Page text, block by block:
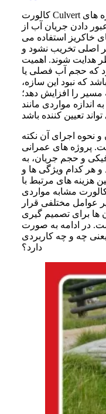
کالورت Culvert یکی از سازه های پرکاربرد در پروژه های
دادن جریان آب از
خاکریز استفاده می
اصلی تخریب نشود و
هدایت شوند. اهمیت
که حجم آب فصلی یا
که نبود این سازه،
را افزایش دهد؛
اندازه مواردی مانند
نحوه اجرای آن نکته
پروژه های عمرانی
و حجم جریان، به
و هر کدام ویژگی ها و
هزینه های مرتبط با
مشابه مواردی
عوامل مختلفی قرار
ها برای تصمیم گیری
در ادامه به صورت
چه و چه کاربردی
دارد؟